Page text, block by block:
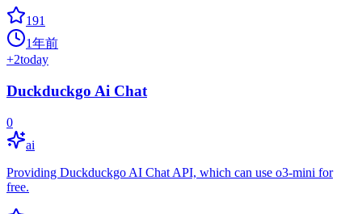
191
1年前
+2today
Duckduckgo Ai Chat
0
ai
Providing Duckduckgo AI Chat API, which can use o3-mini for
free.